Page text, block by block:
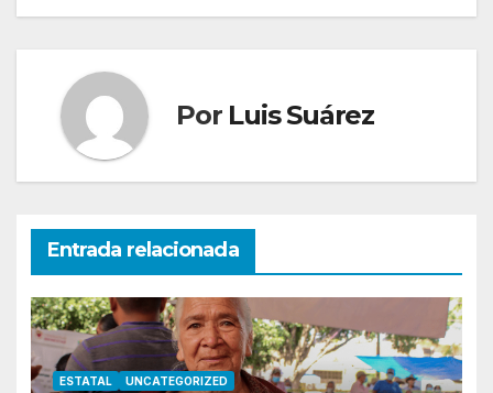
Por Luis Suárez
Entrada relacionada
ESTATAL UNCATEGORIZED